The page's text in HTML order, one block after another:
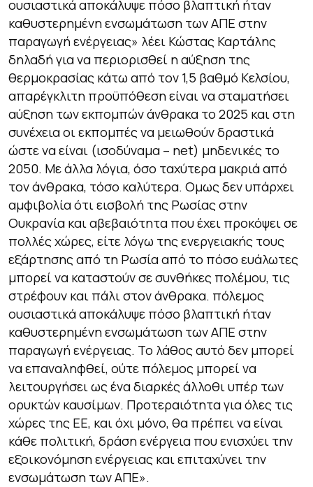
ουσιαστικά αποκάλυψε πόσο βλαπτική ήταν
καθυστερημένη ενσωμάτωση των ΑΠΕ στην
παραγωγή ενέργειας» λέει Κώστας Καρτάλης
δηλαδή για να περιορισθεί η αύξηση της
θερμοκρασίας κάτω από τον 1,5 βαθμό Κελσίου,
απαρέγκλιτη προϋπόθεση είναι να σταματήσει
αύξηση των εκπομπών άνθρακα το 2025 και στη
συνέχεια οι εκπομπές να μειωθούν δραστικά
ώστε να είναι (ισοδύναμα – net) μηδενικές το
2050. Με άλλα λόγια, όσο ταχύτερα μακριά από
τον άνθρακα, τόσο καλύτερα. Ομως δεν υπάρχει
αμφιβολία ότι εισβολή της Ρωσίας στην
Ουκρανία και αβεβαιότητα που έχει προκόψει σε
πολλές χώρες, είτε λόγω της ενεργειακής τους
εξάρτησης από τη Ρωσία από το πόσο ευάλωτες
μπορεί να καταστούν σε συνθήκες πολέμου, τις
στρέφουν και πάλι στον άνθρακα. πόλεμος
ουσιαστικά αποκάλυψε πόσο βλαπτική ήταν
καθυστερημένη ενσωμάτωση των ΑΠΕ στην
παραγωγή ενέργειας. Το λάθος αυτό δεν μπορεί
να επαναληφθεί, ούτε πόλεμος μπορεί να
λειτουργήσει ως ένα διαρκές άλλοθι υπέρ των
ορυκτών καυσίμων. Προτεραιότητα για όλες τις
χώρες της ΕΕ, και όχι μόνο, θα πρέπει να είναι
κάθε πολιτική, δράση ενέργεια που ενισχύει την
εξοικονόμηση ενέργειας και επιταχύνει την
ενσωμάτωση των ΑΠΕ».